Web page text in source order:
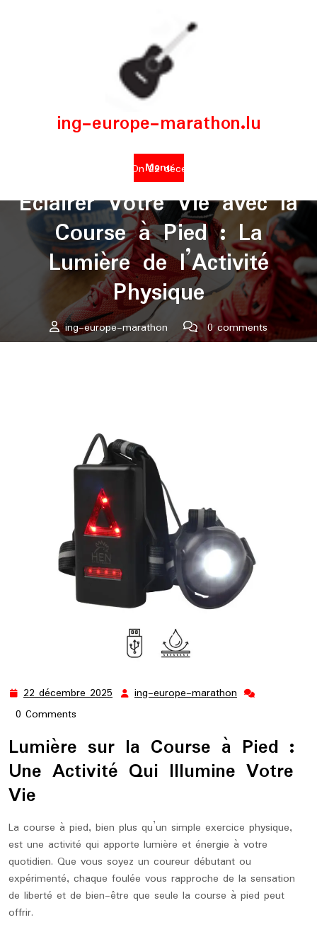
ing-europe-marathon.lu
Menu
Posted On 22 décembre 2025
Éclairer Votre Vie avec la
Course à Pied : La
Lumière de l’Activité
Physique
ing-europe-marathon
0 comments
22 décembre 2025 22 ing-europe-marathon ing-
0 Comments
Lumière sur la Course à Pied :
Une Activité Qui Illumine Votre
Vie
La course à pied, bien plus qu’un simple exercice physique,
est une activité qui apporte lumière et énergie à votre
quotidien. Que vous soyez un coureur débutant ou
expérimenté, chaque foulée vous rapproche de la sensation
de liberté et de bien-être que seule la course à pied peut
offrir.